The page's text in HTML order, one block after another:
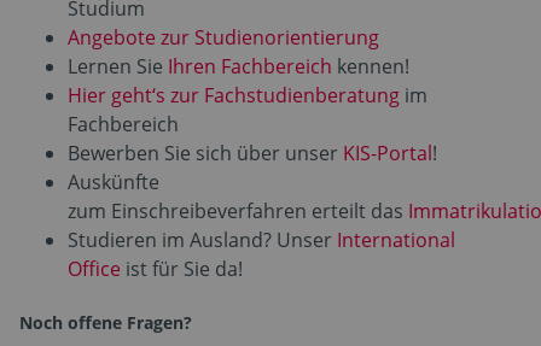
Studium
Angebote zur Studienorientierung
Lernen Sie Ihren Fachbereich kennen!
Hier geht‘s zur Fachstudienberatung im
Fachbereich
Bewerben Sie sich über unser KIS-Portal!
Auskünfte
zum Einschreibeverfahren erteilt das
Studieren im Ausland? Unser International
Office ist für Sie da!
Noch offene Fragen?